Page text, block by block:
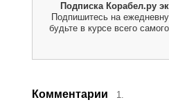
Подписка Корабел.ру
Подпишитесь на
будьте в курсе всего
Комментарии 1.